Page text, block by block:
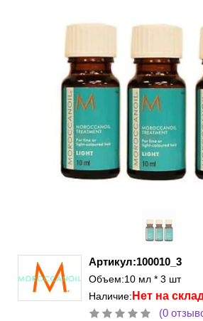
Артикул:100010_3
Объем:10 мл * 3 шт
Наличие: Нет на
(0